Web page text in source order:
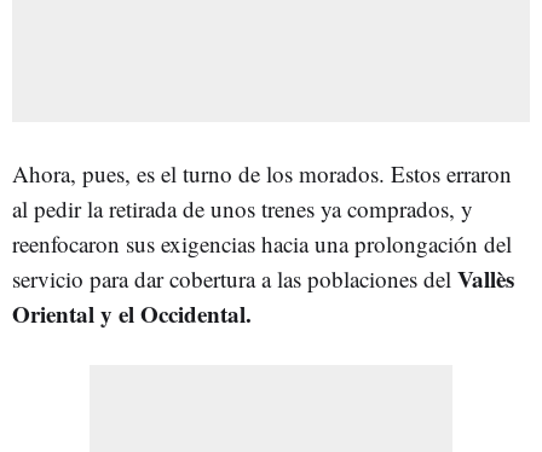
Ahora, pues, es el turno de los morados. Estos erraron
al pedir la retirada de unos trenes ya comprados, y
reenfocaron sus exigencias hacia una prolongación del
servicio para dar cobertura a las poblaciones del Vallès
Oriental y el Occidental.